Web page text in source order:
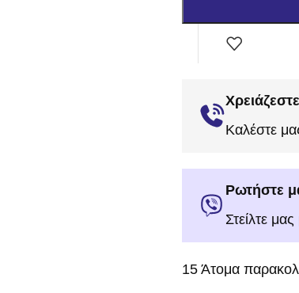
Καλέστε
Ρωτήστε
Στείλτε
15 Άτομα